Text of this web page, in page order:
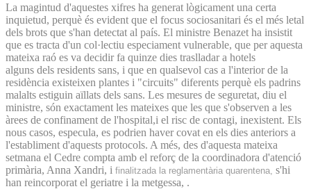
La magintud d'aquestes xifres ha generat lògicament una certa
inquietud, perquè és evident que el focus sociosanitari és el més letal
dels brots que s'han detectat al país. El ministre Benazet ha insistit
que es tracta d'un col·lectiu especiament vulnerable, que per aquesta
mateixa raó es va decidir fa quinze dies traslladar a hotels
alguns dels residents sans, i que en qualsevol cas a l'interior de la
residència existeixen plantes i "circuits" diferents perquè els padrins
malalts estiguin aïllats dels sans. Les mesures de seguretat, diu el
ministre, són exactament les mateixes que les que s'observen a les
àrees de confinament de l'hospital,i el risc de contagi, inexistent. Els
nous casos, especula, es podrien haver covat en els dies anteriors a
l'establiment d'aquests protocols. A més, des d'aquesta mateixa
setmana el Cedre compta amb el reforç de la coordinadora d'atenció
primària, Anna Xandri, i finalitzada la reglamentària quarentena, s'hi
han reincorporat el geriatre i la metgessa, .